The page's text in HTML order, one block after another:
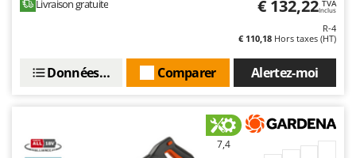
Livraison gratuite € 132,22 TVA
Inclus
R-4
€ 110,18 Hors taxes (HT)
Alertez-moi
Comparer
Données techniques
7,4